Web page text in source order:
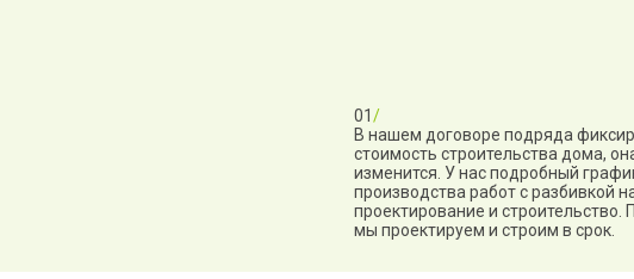
01/
В нашем договоре подряда
стоимость строительства дома,
изменится. У нас подробный
производства работ с разбивкой
проектирование и строительство.
мы проектируем и строим в срок.